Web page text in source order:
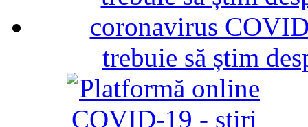
trebuie să știm